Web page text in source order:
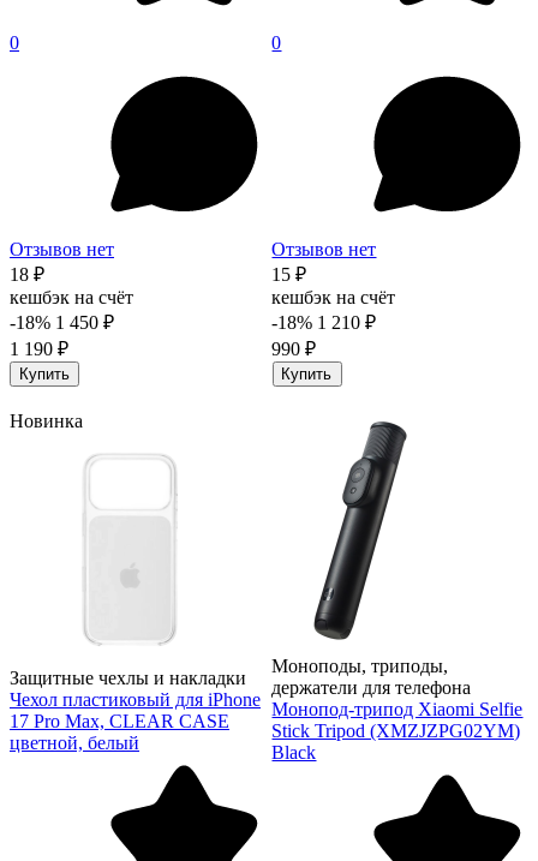
0
Отзывов нет
18 ₽
кешбэк на счёт
-18% 1 450 ₽
1 190 ₽
Купить
0
Отзывов нет
15 ₽
кешбэк на счёт
-18% 1 210 ₽
990 ₽
Купить
Новинка
Защитные чехлы и накладки
Чехол пластиковый для iPhone
17 Pro Max, CLEAR CASE
цветной, белый
Моноподы, триподы,
держатели для телефона
Монопод-трипод Xiaomi Selfie
Stick Tripod (XMZJZPG02YM)
Black